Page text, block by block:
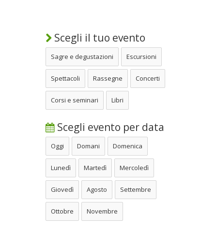
Scegli il tuo evento
Sagre e degustazioni Escursioni
Spettacoli Rassegne Concerti
Corsi e seminari Libri
Scegli evento per data
Oggi Domani Domenica
Lunedì Martedì Mercoledì
Giovedì Agosto Settembre
Ottobre Novembre